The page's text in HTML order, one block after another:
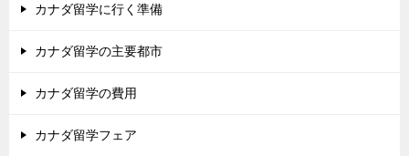
カナダ留学に行く準備
カナダ留学の主要都市
カナダ留学の費用
カナダ留学フェア